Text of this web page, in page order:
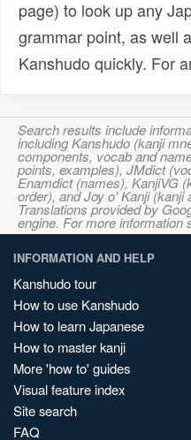
page) to look up any
grammar point, as well
Kanshudo quickly. For
Search results include
including Kanshudo (kanji
components, vocab and
points, examples), JMdict
Enamdict (names), KanjiVG
order), and Joy o' Kanji (kanji
Translations provided by
engine. For more information
INFORMATION AND HELP
Kanshudo tour
How to use Kanshudo
How to learn Japanese
How to master kanji
More 'how to' guides
Visual feature index
Site search
FAQ